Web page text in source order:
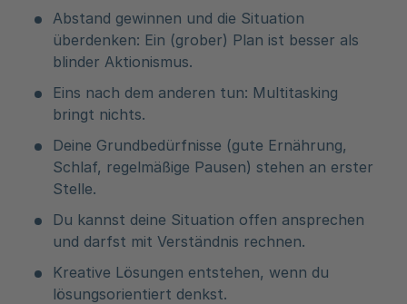
Abstand gewinnen und die Situation
überdenken: Ein (grober) Plan ist besser als
blinder Aktionismus.
Eins nach dem anderen tun: Multitasking
bringt nichts.
Deine Grundbedürfnisse (gute Ernährung,
Schlaf, regelmäßige Pausen) stehen an erster
Stelle.
Du kannst deine Situation offen ansprechen
und darfst mit Verständnis rechnen.
Kreative Lösungen entstehen, wenn du
lösungsorientiert denkst.